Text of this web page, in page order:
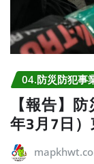
04.防災防犯事
【報告】
年3月7日